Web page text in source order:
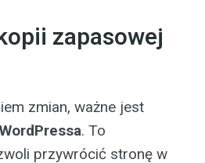
zapasowej
zmian, ważne jest
. To
przywrócić stronę w